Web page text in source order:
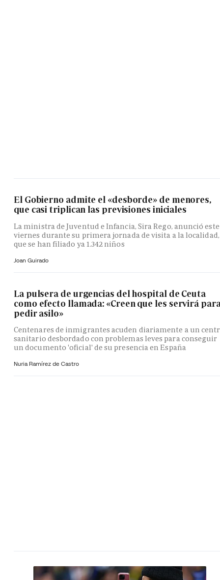
El Gobierno admite el «desborde» de menores,
que casi triplican las previsiones iniciales
La ministra de Juventud e Infancia, Sira Rego, anunció este
viernes durante su primera jornada de visita a la localidad,
que se han filiado ya 1.342 niños
Joan Guirado
La pulsera de urgencias del hospital de Ceuta
como efecto llamada: «Creen que les servirá
pedir asilo»
Centenares de inmigrantes acuden diariamente a un
sanitario desbordado con problemas leves para conseguir
un documento 'oficial' de su presencia en España
Nuria Ramírez de Castro